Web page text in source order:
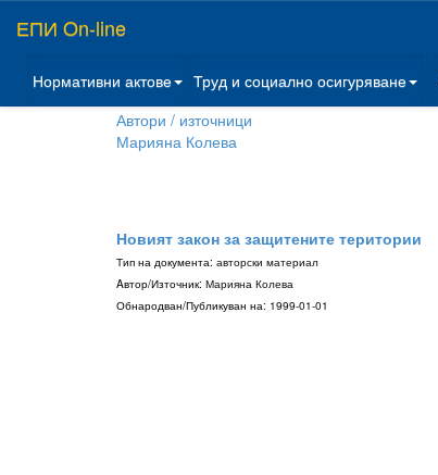
ЕПИ On-line
Нормативни актове Труд и социално осигуряване
Автори / източници
Марияна Колева
Новият закон за защитените територии
Тип на документа: авторски материал
Aвтор/Източник: Марияна Колева
Обнародван/Публикуван на: 1999-01-01